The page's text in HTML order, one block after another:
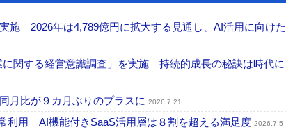
施 2026年は4,789億円に拡大する見通し、AI活用に向けた
関する経営意識調査」を実施 持続的成長の秘訣は時代に
比が９カ月ぶりのプラスに 2026.7.21
利用 AI機能付きSaaS活用層は８割を超える満足度 2026.7.5